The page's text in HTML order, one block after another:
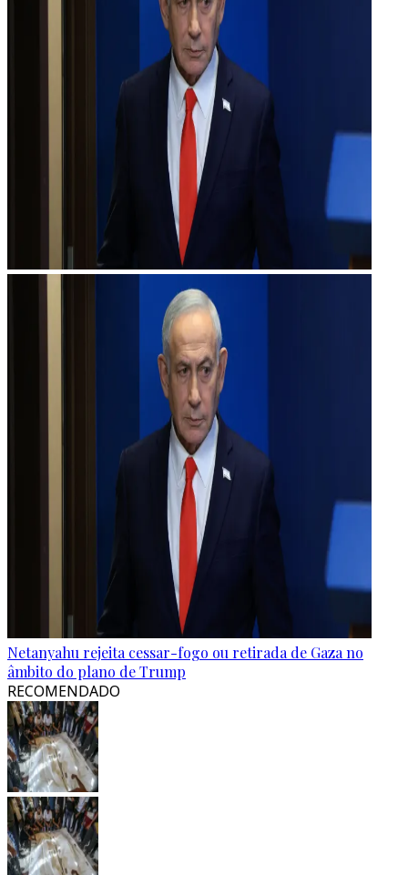
Netanyahu rejeita cessar-fogo ou retirada de Gaza no
âmbito do plano de Trump
RECOMENDADO